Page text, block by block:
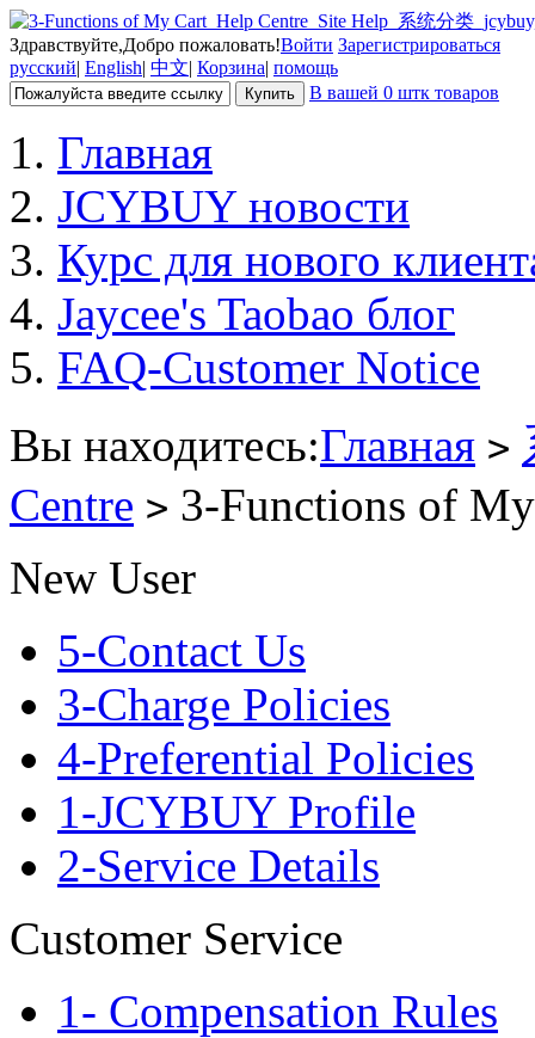
Здравствуйте,Добро пожаловать!Войти Зарегистрироваться
русский| English| 中文| Корзина| помощь
В вашей 0 штк товаров
Главная
JCYBUY новости
Курс для нового
Jaycee's Taobao блог
FAQ-Customer Notice
Вы находитесь:Главная >
Centre > 3-Functions of
New User
5-Contact Us
3-Charge Policies
4-Preferential Policies
1-JCYBUY Profile
2-Service Details
Customer Service
1- Compensation Rules